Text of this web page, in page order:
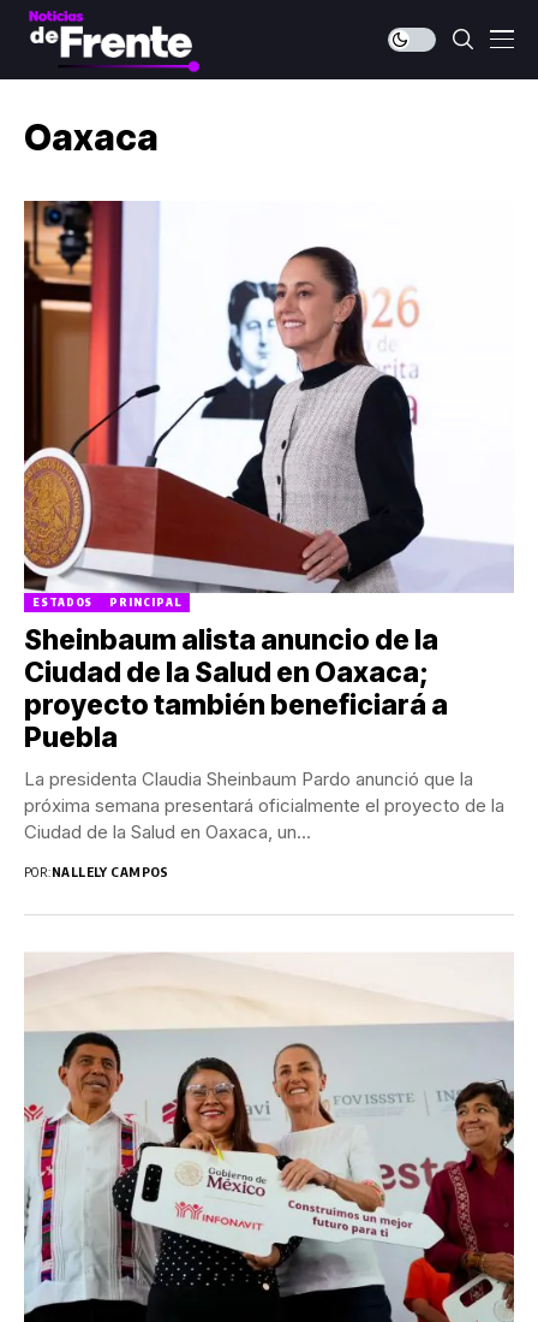
Oaxaca
ESTADOS PRINCIPAL
Sheinbaum alista anuncio de la
Ciudad de la Salud en Oaxaca;
proyecto también beneficiará a
Puebla
La presidenta Claudia Sheinbaum Pardo anunció que la
próxima semana presentará oficialmente el proyecto de la
Ciudad de la Salud en Oaxaca, un...
POR:NALLELY CAMPOS